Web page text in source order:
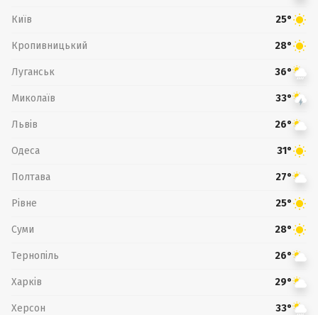
Київ 25°
Кропивницький 28°
Луганськ 36°
Миколаїв 33°
Львів 26°
Одеса 31°
Полтава 27°
Рівне 25°
Суми 28°
Тернопіль 26°
Харків 29°
Херсон 33°